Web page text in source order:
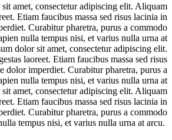
amet, consectetur adipiscing elit. Aliquam
Etiam faucibus massa sed risus lacinia in
Curabitur pharetra, purus a commodo
nulla tempus nisi, et varius nulla urna at
dolor sit amet, consectetur adipiscing elit.
laoreet. Etiam faucibus massa sed risus
dolor imperdiet. Curabitur pharetra, purus a
nulla tempus nisi, et varius nulla urna at
amet, consectetur adipiscing elit. Aliquam
Etiam faucibus massa sed risus lacinia in
Curabitur pharetra, purus a commodo
tempus nisi, et varius nulla urna at arcu.